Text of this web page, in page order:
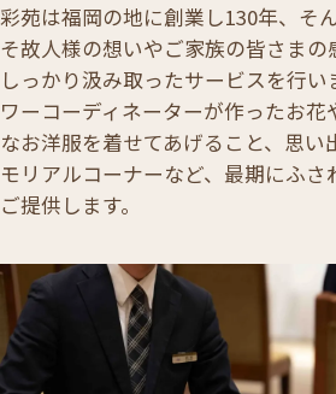
彩苑は福岡の地に創業し130年、そ
そ故人様の想いやご家族の皆さまの
しっかり汲み取ったサービスを行い
ワーコーディネーターが作ったお花
なお洋服を着せてあげること、思い
モリアルコーナーなど、最期にふさ
ご提供します。